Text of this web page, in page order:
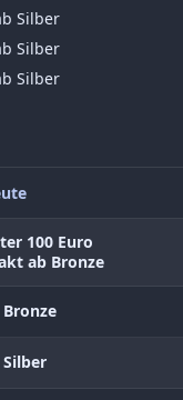
Silber
Silber
Silber
100 Euro
ab Bronze